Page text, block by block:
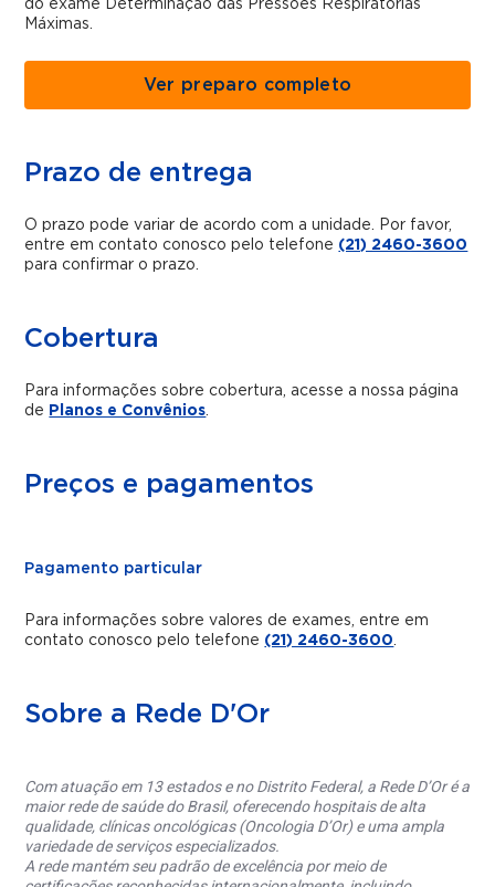
do exame Determinação das Pressões Respiratórias
Máximas.
Ver preparo completo
Prazo de entrega
O prazo pode variar de acordo com a unidade. Por favor,
entre em contato conosco pelo telefone (21) 2460-3600
para confirmar o prazo.
Cobertura
Para informações sobre cobertura, acesse a nossa página
de Planos e Convênios.
Preços e pagamentos
Pagamento particular
Para informações sobre valores de exames, entre em
contato conosco pelo telefone (21) 2460-3600.
Sobre a Rede D'Or
Com atuação em 13 estados e no Distrito Federal, a Rede D’Or é a
maior rede de saúde do Brasil, oferecendo hospitais de alta
qualidade, clínicas oncológicas (Oncologia D’Or) e uma ampla
variedade de serviços especializados.
A rede mantém seu padrão de excelência por meio de